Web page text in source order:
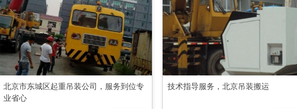
北京市东城区起重吊装公司，服务到位专
业省心
技术指导服务，北京吊装搬运